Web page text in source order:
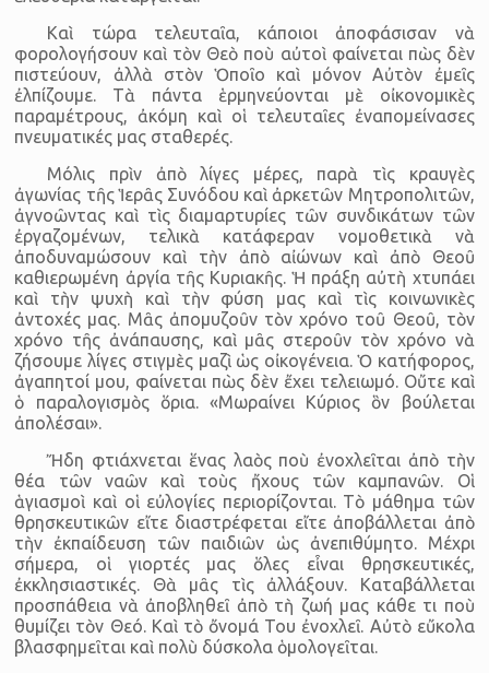
Καὶ τώρα τελευταῖα, κάποιοι ἀποφάσισαν νὰ
φορολογήσουν καὶ τὸν Θεὸ ποὺ αὐτοὶ φαίνεται πὼς δὲν
πιστεύουν, ἀλλὰ στὸν Ὁποῖο καὶ μόνον Αὐτὸν ἐμεῖς
ἐλπίζουμε. Τὰ πάντα ἑρμηνεύονται μὲ οἰκονομικὲς
παραμέτρους, ἀκόμη καὶ οἱ τελευταῖες ἐναπομείνασες
πνευματικές μας σταθερές.
Μόλις πρὶν ἀπὸ λίγες μέρες, παρὰ τὶς κραυγὲς
ἀγωνίας τῆς Ἱερᾶς Συνόδου καὶ ἀρκετῶν Μητροπολιτῶν,
ἀγνοῶντας καὶ τὶς διαμαρτυρίες τῶν συνδικάτων τῶν
ἐργαζομένων, τελικὰ κατάφεραν νομοθετικὰ νὰ
ἀποδυναμώσουν καὶ τὴν ἀπὸ αἰώνων καὶ ἀπὸ Θεοῦ
καθιερωμένη ἀργία τῆς Κυριακῆς. Ἡ πράξη αὐτὴ χτυπάει
καὶ τὴν ψυχὴ καὶ τὴν φύση μας καὶ τὶς κοινωνικὲς
ἀντοχές μας. Μᾶς ἀπομυζοῦν τὸν χρόνο τοῦ Θεοῦ, τὸν
χρόνο τῆς ἀνάπαυσης, καὶ μᾶς στεροῦν τὸν χρόνο νὰ
ζήσουμε λίγες στιγμὲς μαζὶ ὡς οἰκογένεια. Ὁ κατήφορος,
ἀγαπητοί μου, φαίνεται πὼς δὲν ἔχει τελειωμό. Οὔτε καὶ
ὁ παραλογισμὸς ὅρια. «Μωραίνει Κύριος ὃν βούλεται
ἀπολέσαι».
Ἤδη φτιάχνεται ἕνας λαὸς ποὺ ἐνοχλεῖται ἀπὸ τὴν
θέα τῶν ναῶν καὶ τοὺς ἤχους τῶν καμπανῶν. Οἱ
ἁγιασμοὶ καὶ οἱ εὐλογίες περιορίζονται. Τὸ μάθημα τῶν
θρησκευτικῶν εἴτε διαστρέφεται εἴτε ἀποβάλλεται ἀπὸ
τὴν ἐκπαίδευση τῶν παιδιῶν ὡς ἀνεπιθύμητο. Μέχρι
σήμερα, οἱ γιορτές μας ὅλες εἶναι θρησκευτικές,
ἐκκλησιαστικές. Θὰ μᾶς τὶς ἀλλάξουν. Καταβάλλεται
προσπάθεια νὰ ἀποβληθεῖ ἀπὸ τὴ ζωή μας κάθε τι ποὺ
θυμίζει τὸν Θεό. Καὶ τὸ ὄνομά Του ἐνοχλεῖ. Αὐτὸ εὔκολα
βλασφημεῖται καὶ πολὺ δύσκολα ὁμολογεῖται.